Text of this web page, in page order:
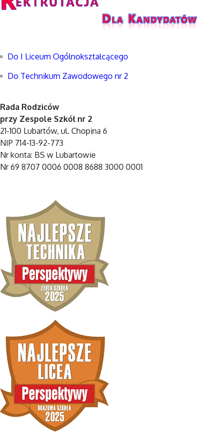
Do I Liceum Ogólnokształcącego
Do Technikum Zawodowego nr 2
Rada Rodziców
przy Zespole Szkół nr 2
21-100 Lubartów, ul. Chopina 6
NIP 714-13-92-773
Nr konta: BS w Lubartowie
Nr 69 8707 0006 0008 8688 3000 0001